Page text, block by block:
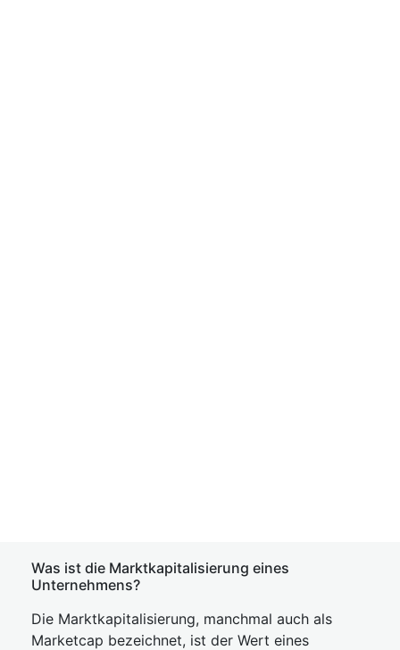
Was ist die Marktkapitalisierung eines
Unternehmens?
Die Marktkapitalisierung, manchmal auch als
Marketcap bezeichnet, ist der Wert eines